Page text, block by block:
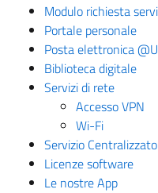
Modulo richiesta
Portale personale
Posta elettronica
Biblioteca digitale
Servizi di rete
Accesso VPN
Wi-Fi
Servizio
Licenze software
Le nostre App